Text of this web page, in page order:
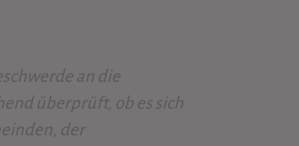
an die
überprüft, ob es sich
der